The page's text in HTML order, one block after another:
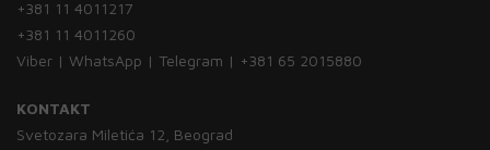
+381 11 4011217
+381 11 4011260
Viber | WhatsApp | Telegram | +381 65 2015880
KONTAKT
Svetozara Miletića 12, Beograd